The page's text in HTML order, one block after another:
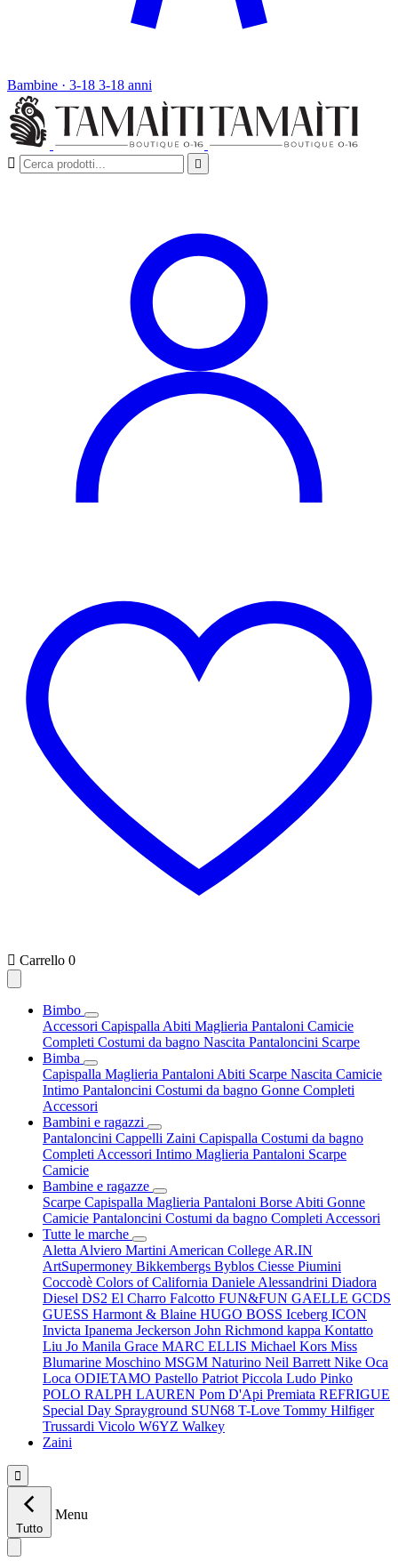
Bambine · 3-18 3-18 anni
 
 Carrello 0
Bimbo
Accessori Capispalla Abiti Maglieria Pantaloni Camicie
Completi Costumi da bagno Nascita Pantaloncini Scarpe
Bimba
Capispalla Maglieria Pantaloni Abiti Scarpe Nascita Camicie
Intimo Pantaloncini Costumi da bagno Gonne Completi
Accessori
Bambini e ragazzi
Pantaloncini Cappelli Zaini Capispalla Costumi da bagno
Completi Accessori Intimo Maglieria Pantaloni Scarpe
Camicie
Bambine e ragazze
Scarpe Capispalla Maglieria Pantaloni Borse Abiti Gonne
Camicie Pantaloncini Costumi da bagno Completi Accessori
Tutte le marche
Aletta Alviero Martini American College AR.IN
ArtSupermoney Bikkembergs Byblos Ciesse Piumini
Coccodè Colors of California Daniele Alessandrini Diadora
Diesel DS2 El Charro Falcotto FUN&FUN GAELLE GCDS
GUESS Harmont & Blaine HUGO BOSS Iceberg ICON
Invicta Ipanema Jeckerson John Richmond kappa Kontatto
Liu Jo Manila Grace MARC ELLIS Michael Kors Miss
Blumarine Moschino MSGM Naturino Neil Barrett Nike Oca
Loca ODIETAMO Pastello Patriot Piccola Ludo Pinko
POLO RALPH LAUREN Pom D'Api Premiata REFRIGUE
Special Day Sprayground SUN68 T-Love Tommy Hilfiger
Trussardi Vicolo W6YZ Walkey
Zaini

Tutto
Menu